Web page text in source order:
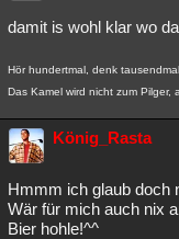
damit is wohl klar wo
Hör hundertmal, denk
Das Kamel wird nicht zum Pilger,
König_Rasta
Hmmm ich glaub doch
Wär für mich auch nix
Bier hohle!^^